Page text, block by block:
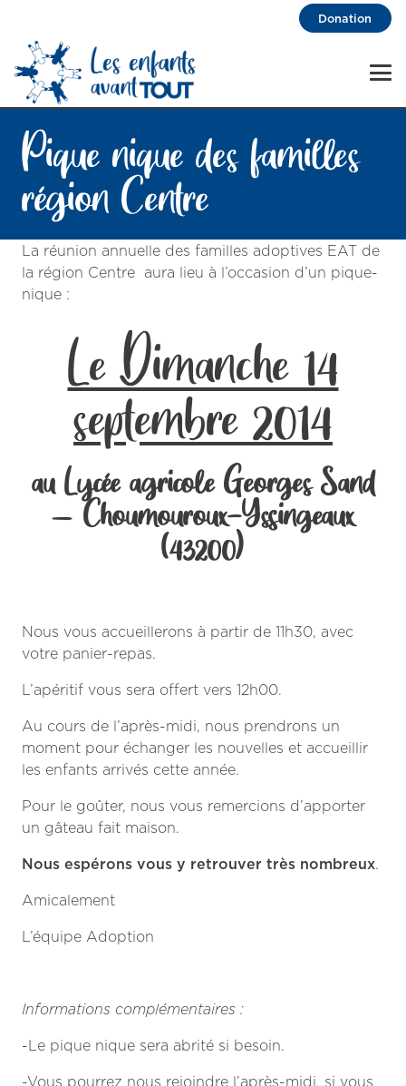
Donation
Pique nique des familles
région Centre
La réunion annuelle des familles adoptives EAT de
la région Centre aura lieu à l’occasion d’un pique-
nique :
Le Dimanche 14
septembre 2014
au Lycée agricole Georges Sand
– Choumouroux-Yssingeaux
(43200)
Nous vous accueillerons à partir de 11h30, avec
votre panier-repas.
L’apéritif vous sera offert vers 12h00.
Au cours de l’après-midi, nous prendrons un
moment pour échanger les nouvelles et accueillir
les enfants arrivés cette année.
Pour le goûter, nous vous remercions d’apporter
un gâteau fait maison.
Nous espérons vous y retrouver très nombreux.
Amicalement
L’équipe Adoption
Informations complémentaires :
-Le pique nique sera abrité si besoin.
-Vous pourrez nous rejoindre l’après-midi, si vous